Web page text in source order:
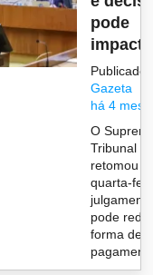
pode
Publicado
Gazeta
há 4
O
Tribunal
retomou
quarta-
pode
forma de